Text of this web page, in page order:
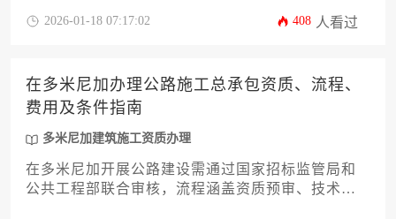
项目的法定资格，其流程涉及法律合规、资金验
构、工程师团队认证及财务能力证明。
2026-01-18 07:17:02 408 人看过
在多米尼加办理公路施工总承包资质、流程、
费用及条件指南
多米尼加建筑施工资质办理
在多米尼加开展公路建设需通过国家招标监管局和
公共工程部联合审核，流程涵盖资质预审、技术方